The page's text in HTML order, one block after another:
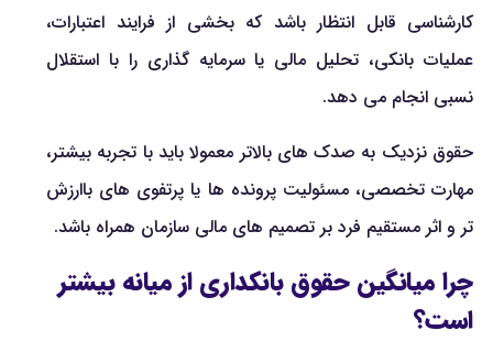
کارشناسی قابل انتظار باشد که بخشی از فرایند اعتبارات،
عملیات بانکی، تحلیل مالی یا سرمایه گذاری را با استقلال
نسبی انجام می دهد.
حقوق نزدیک به صدک های بالاتر معمولا باید با تجربه بیشتر،
مهارت تخصصی، مسئولیت پرونده ها یا پرتفوی های باارزش
تر و اثر مستقیم فرد بر تصمیم های مالی سازمان همراه باشد.
چرا میانگین حقوق بانکداری از میانه بیشتر
است؟